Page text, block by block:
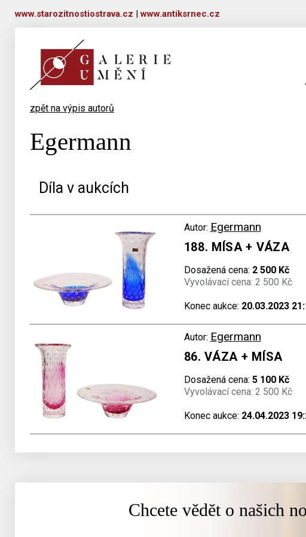
www.starozitnostiostrava.cz |www.antiksrnec.cz
zpět na výpis autorů
Egermann
Díla v aukcích
Autor: Egermann
188. MÍSA + VÁZA
Dosažená cena: 2 500 Kč
Vyvolávací cena: 2 500 Kč
Konec aukce: 20.03.2023
Autor: Egermann
86. VÁZA + MÍSA
Dosažená cena: 5 100 Kč
Vyvolávací cena: 2 500 Kč
Konec aukce: 24.04.2023
Chcete vědět o našich